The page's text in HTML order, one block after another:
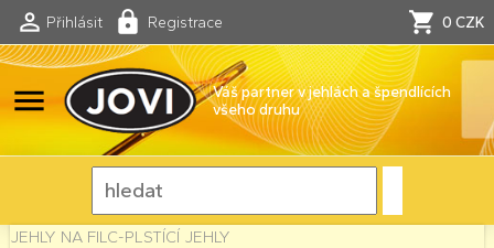
Přihlásit Registrace 0 CZK
menu
Váš partner v jehlách a špendlících
všeho druhu
JEHLY NA FILC-PLSTÍCÍ JEHLY